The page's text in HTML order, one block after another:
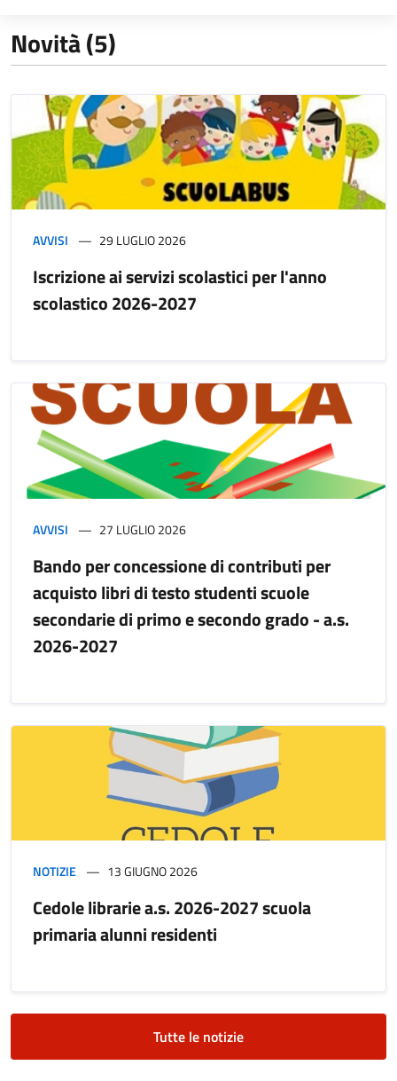
Novità (5)
AVVISI 29 LUGLIO 2026
Iscrizione ai servizi scolastici per l'anno
scolastico 2026-2027
AVVISI 27 LUGLIO 2026
Bando per concessione di contributi per
acquisto libri di testo studenti scuole
secondarie di primo e secondo grado - a.s.
2026-2027
NOTIZIE 13 GIUGNO 2026
Cedole librarie a.s. 2026-2027 scuola
primaria alunni residenti
Tutte le notizie